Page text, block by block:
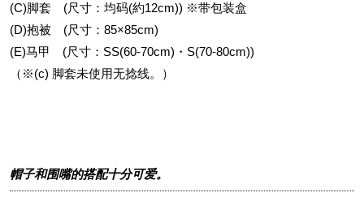
(C)脚套 (尺寸：均码(約12cm)) ※带包装盒
(D)抱被 (尺寸：85×85cm)
(E)马甲 (尺寸：SS(60-70cm)・S(70-80cm))
（※(c) 脚套未使用无捻线。）
帽子和围嘴的搭配十分可爱。